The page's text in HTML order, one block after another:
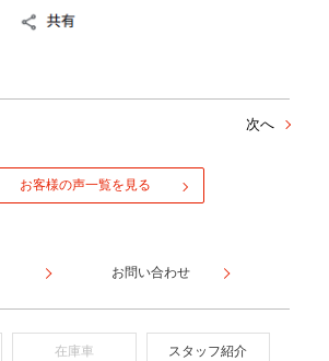
次へ
お客様の声一覧を見る
お問い合わせ
在庫車 スタッフ紹介